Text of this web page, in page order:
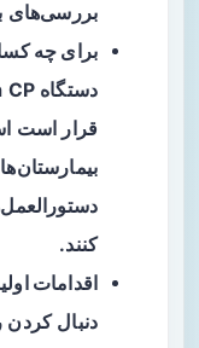
بررسی‌های
برای چه
قرار است
کنند.
اقدامات
دنبال کردن